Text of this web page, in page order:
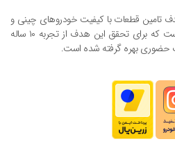
تامین قطعات با کیفیت خودروهای چینی و
ایرانی و قیمت رقابتی ایجاد شده است که برای تحقق این هدف از تجربه ۱۰ ساله
بهره گرفته شده است.